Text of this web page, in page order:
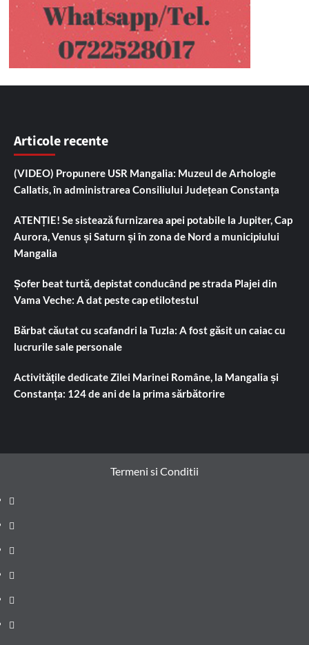
Articole recente
(VIDEO) Propunere USR Mangalia: Muzeul de Arhologie
Callatis, în administrarea Consiliului Județean Constanța
ATENȚIE! Se sistează furnizarea apei potabile la Jupiter, Cap
Aurora, Venus și Saturn și în zona de Nord a municipiului
Mangalia
Șofer beat turtă, depistat conducând pe strada Plajei din
Vama Veche: A dat peste cap etilotestul
Bărbat căutat cu scafandri la Tuzla: A fost găsit un caiac cu
lucrurile sale personale
Activitățile dedicate Zilei Marinei Române, la Mangalia și
Constanța: 124 de ani de la prima sărbătorire
Termeni si Conditii
Prima
pagină
Știri
de
ultima
Administrație
locală
Actualitate
Justiție
Cultura